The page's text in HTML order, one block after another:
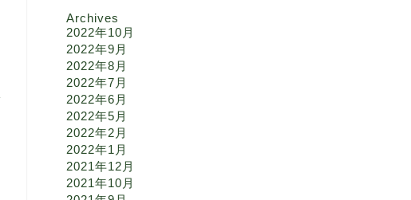
Archives
2022年10月
2022年9月
2022年8月
2022年7月
2022年6月
2022年5月
2022年2月
2022年1月
2021年12月
2021年10月